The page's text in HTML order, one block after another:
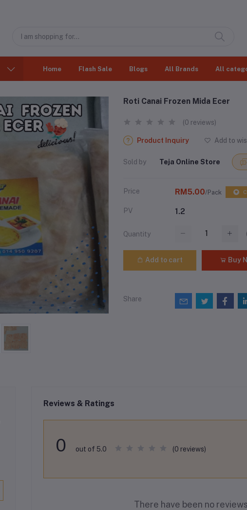
Home Flash Sale Blogs All Brands All
Roti Canai Frozen Mida Ecer
(0 reviews)
Product Inquiry Add to
Sold by Teja Online Store
Price RM5.00/Pack
PV 1.2
Quantity (
Add to cart Buy
Share
Reviews & Ratings
0 out of 5.0 (0 reviews)
There have been no